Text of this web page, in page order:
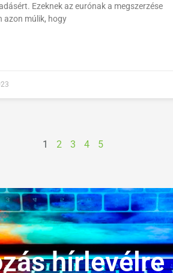
Ezeknek az eurónak a megszerzése
azon múlik, hogy
1 2 3 4 5
hírlevélre